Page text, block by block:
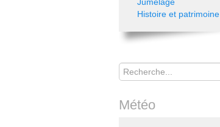
Histoire et patrimoine
Rechercher
Météo